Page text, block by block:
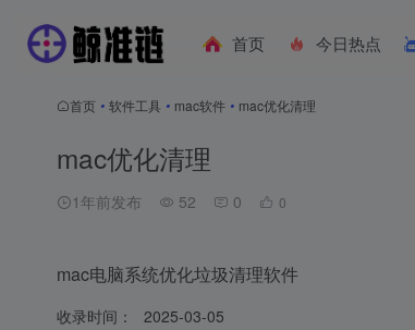
首页 今日热点
首页 • 软件工具 • mac软件 • mac优化清理
mac优化清理
1年前发布 52 0 0
mac电脑系统优化垃圾清理软件
收录时间：
2025-03-05